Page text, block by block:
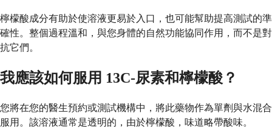
檸檬酸成分有助於使溶液更易於入口，也可能幫助提高測試的準
確性。整個過程溫和，與您身體的自然功能協同作用，而不是對
抗它們。
我應該如何服用 13C-尿素和檸檬酸？
您將在您的醫生預約或測試機構中，將此藥物作為單劑與水混合
服用。該溶液通常是透明的，由於檸檬酸，味道略帶酸味。